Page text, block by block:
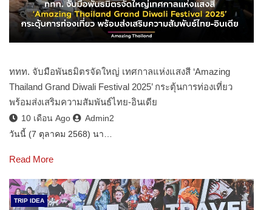
ททท. จับมือพันธมิตรจัดใหญ่ เทศกาลแห่งแสงสี ‘Amazing
Thailand Grand Diwali Festival 2025’ กระตุ้นการท่องเที่ยว
พร้อมส่งเสริมความสัมพันธ์ไทย-อินเดีย
10 เดือน Ago
Admin2
วันนี้ (7 ตุลาคม 2568) นา…
Read More
TRIP IDEA